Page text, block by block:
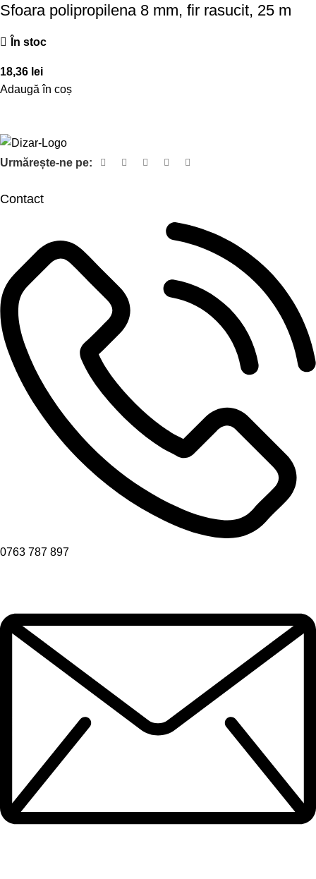
Sfoara polipropilena 8 mm, fir rasucit, 25 m
În stoc
18,36 lei
Adaugă în coș
Urmărește-ne pe:
Contact
0763 787 897